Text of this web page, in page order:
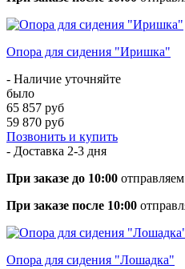
Опора для сидения "Иришка"
- Наличие уточняйте
было
65 857 руб
59 870 руб
Позвонить и купить
- Доставка 2-3 дня
При заказе до 10:00
При заказе после 10:00
Опора для сидения "Лошадка"